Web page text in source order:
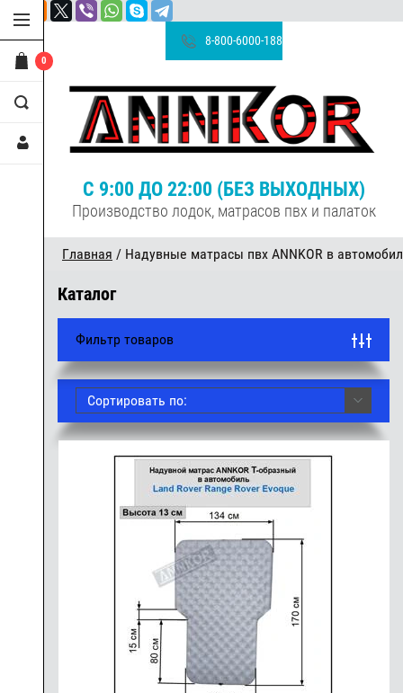
0
8-800-6000-188
С 9:00 ДО 22:00 (БЕЗ ВЫХОДНЫХ)
Производство лодок, матрасов пвх и палаток
Главная / Надувные матрасы пвх ANNKOR в
Каталог
Фильтр товаров
Сортировать по: